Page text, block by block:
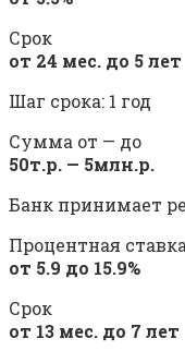
Срок
от 24 мес. до 5 лет
Шаг срока: 1 год
Сумма от — до
50т.р. — 5млн.р.
Банк принимает
Процентная
от 5.9 до 15.9%
Срок
от 13 мес. до 7 лет